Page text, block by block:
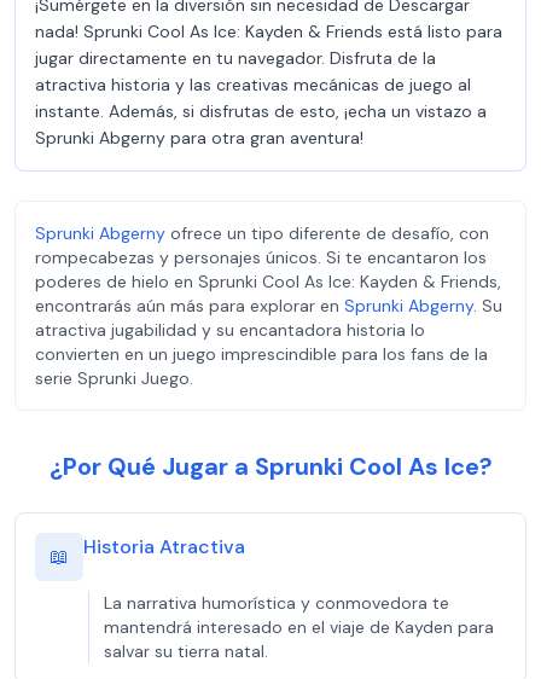
¡Sumérgete en la diversión sin necesidad de Descargar
nada! Sprunki Cool As Ice: Kayden & Friends está listo para
jugar directamente en tu navegador. Disfruta de la
atractiva historia y las creativas mecánicas de juego al
instante. Además, si disfrutas de esto, ¡echa un vistazo a
Sprunki Abgerny para otra gran aventura!
Sprunki Abgerny ofrece un tipo diferente de desafío, con
rompecabezas y personajes únicos. Si te encantaron los
poderes de hielo en Sprunki Cool As Ice: Kayden & Friends,
encontrarás aún más para explorar en Sprunki Abgerny. Su
atractiva jugabilidad y su encantadora historia lo
convierten en un juego imprescindible para los fans de la
serie Sprunki Juego.
¿Por Qué Jugar a Sprunki Cool As Ice?
📖 Historia Atractiva
La narrativa humorística y conmovedora te
mantendrá interesado en el viaje de Kayden para
salvar su tierra natal.